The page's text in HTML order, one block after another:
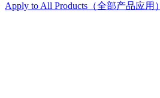
Apply to All Products（全部产品应用）